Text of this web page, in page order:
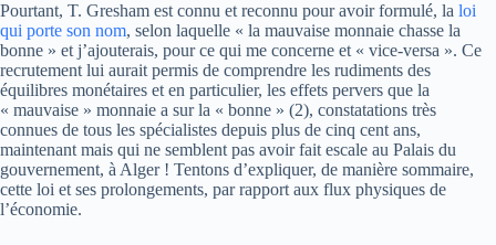
Pourtant, T. Gresham est connu et reconnu pour avoir formulé, la loi
qui porte son nom, selon laquelle « la mauvaise monnaie chasse la
bonne » et j’ajouterais, pour ce qui me concerne et « vice-versa ». Ce
recrutement lui aurait permis de comprendre les rudiments des
équilibres monétaires et en particulier, les effets pervers que la
« mauvaise » monnaie a sur la « bonne » (2), constatations très
connues de tous les spécialistes depuis plus de cinq cent ans,
maintenant mais qui ne semblent pas avoir fait escale au Palais du
gouvernement, à Alger ! Tentons d’expliquer, de manière sommaire,
cette loi et ses prolongements, par rapport aux flux physiques de
l’économie.